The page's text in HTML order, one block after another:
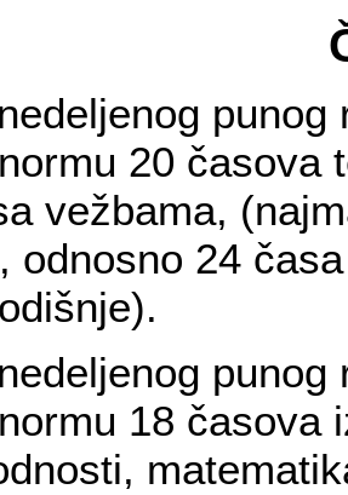
20 časova
vežbama,
odnosno 24
18 časova